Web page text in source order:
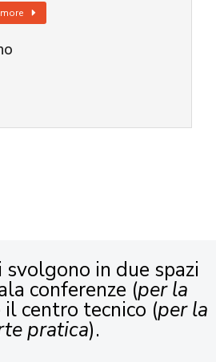
svolgono in due spazi
conferenze (per la
il centro tecnico (per la
pratica).